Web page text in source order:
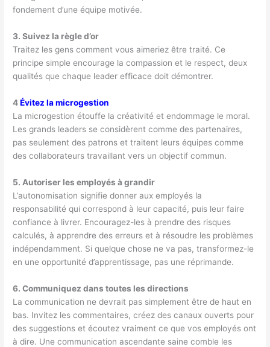
fondement d’une équipe motivée.
3. Suivez la règle d’or
Traitez les gens comment vous aimeriez être traité. Ce
principe simple encourage la compassion et le respect, deux
qualités que chaque leader efficace doit démontrer.
4Évitez la microgestion
La microgestion étouffe la créativité et endommage le moral.
Les grands leaders se considèrent comme des partenaires,
pas seulement des patrons et traitent leurs équipes comme
des collaborateurs travaillant vers un objectif commun.
5. Autoriser les employés à grandir
L’autonomisation signifie donner aux employés la
responsabilité qui correspond à leur capacité, puis leur faire
confiance à livrer. Encouragez-les à prendre des risques
calculés, à apprendre des erreurs et à résoudre les problèmes
indépendamment. Si quelque chose ne va pas, transformez-le
en une opportunité d’apprentissage, pas une réprimande.
6. Communiquez dans toutes les directions
La communication ne devrait pas simplement être de haut en
bas. Invitez les commentaires, créez des canaux ouverts pour
des suggestions et écoutez vraiment ce que vos employés ont
à dire. Une communication ascendante saine comble les